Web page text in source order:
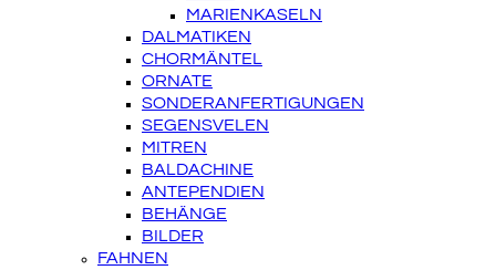
MARIENKASELN
DALMATIKEN
CHORMÄNTEL
ORNATE
SONDERANFERTIGUNGEN
SEGENSVELEN
MITREN
BALDACHINE
ANTEPENDIEN
BEHÄNGE
BILDER
FAHNEN